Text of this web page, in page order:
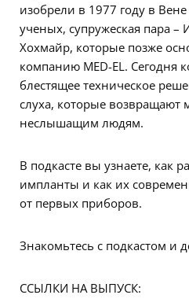
изобрели в 1977 году в
ученых, супружеская пара –
Хохмайр, которые позже
компанию MED-EL. Сегодня
блестящее техническое
слуха, которые возвращают
неслышащим людям.
В подкасте вы узнаете, как
импланты и как их
от первых приборов.
Знакомьтесь с подкастом и
ССЫЛКИ НА ВЫПУСК: